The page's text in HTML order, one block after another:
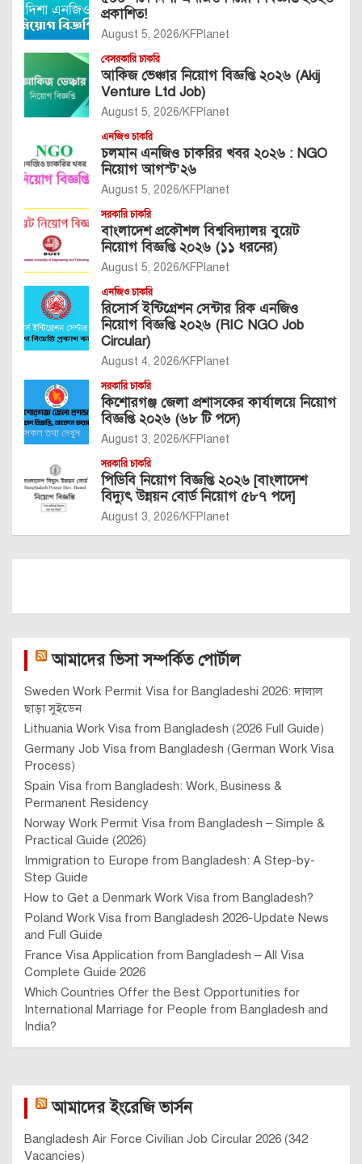
প্রকাশিত!
August 5, 2026 KFPlanet
বেসরকারি চাকরি
আকিজ ভেঞ্চার নিয়োগ বিজ্ঞপ্তি ২০২৬ (Akij
Venture Ltd Job)
August 5, 2026 KFPlanet
এনজিও চাকরি
চলমান এনজিও চাকরির খবর ২০২৬ : NGO
নিয়োগ আগস্ট’২৬
August 5, 2026 KFPlanet
সরকারি চাকরি
বাংলাদেশ প্রকৌশল বিশ্ববিদ্যালয় বুয়েট
নিয়োগ বিজ্ঞপ্তি ২০২৬ (১১ ধরনের)
August 5, 2026 KFPlanet
এনজিও চাকরি
রিসোর্স ইন্টিগ্রেশন সেন্টার রিক এনজিও
নিয়োগ বিজ্ঞপ্তি ২০২৬ (RIC NGO Job
Circular)
August 4, 2026 KFPlanet
সরকারি চাকরি
কিশোরগঞ্জ জেলা প্রশাসকের কার্যালয়ে নিয়োগ
বিজ্ঞপ্তি ২০২৬ (৬৮ টি পদে)
August 3, 2026 KFPlanet
সরকারি চাকরি
পিডিবি নিয়োগ বিজ্ঞপ্তি ২০২৬ [বাংলাদেশ
বিদ্যুৎ উন্নয়ন বোর্ড নিয়োগ ৫৮৭ পদে]
August 3, 2026 KFPlanet
আমাদের ভিসা সম্পর্কিত পোর্টাল
Sweden Work Permit Visa for Bangladeshi 2026: দালাল
ছাড়া সুইডেন
Lithuania Work Visa from Bangladesh (2026 Full Guide)
Germany Job Visa from Bangladesh (German Work Visa
Process)
Spain Visa from Bangladesh: Work, Business &
Permanent Residency
Norway Work Permit Visa from Bangladesh – Simple &
Practical Guide (2026)
Immigration to Europe from Bangladesh: A Step-by-
Step Guide
How to Get a Denmark Work Visa from Bangladesh?
Poland Work Visa from Bangladesh 2026-Update News
and Full Guide
France Visa Application from Bangladesh – All Visa
Complete Guide 2026
Which Countries Offer the Best Opportunities for
International Marriage for People from Bangladesh and
India?
আমাদের ইংরেজি ভার্সন
Bangladesh Air Force Civilian Job Circular 2026 (342
Vacancies)